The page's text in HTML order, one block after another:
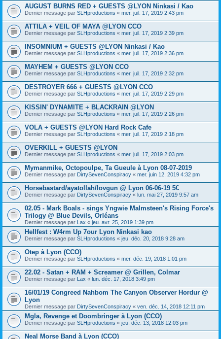
AUGUST BURNS RED + GUESTS @LYON Ninkasi / Kao
Dernier message par SLHproductions « mer. juil. 17, 2019 2:43 pm
ATTILA + VEIL OF MAYA @LYON CCO
Dernier message par SLHproductions « mer. juil. 17, 2019 2:39 pm
INSOMNIUM + GUESTS @LYON Ninkasi / Kao
Dernier message par SLHproductions « mer. juil. 17, 2019 2:36 pm
MAYHEM + GUESTS @LYON CCO
Dernier message par SLHproductions « mer. juil. 17, 2019 2:32 pm
DESTROYER 666 + GUESTS @LYON CCO
Dernier message par SLHproductions « mer. juil. 17, 2019 2:29 pm
KISSIN' DYNAMITE + BLACKRAIN @LYON
Dernier message par SLHproductions « mer. juil. 17, 2019 2:26 pm
VOLA + GUESTS @LYON Hard Rock Cafe
Dernier message par SLHproductions « mer. juil. 17, 2019 2:18 pm
OVERKILL + GUESTS @LYON
Dernier message par SLHproductions « mer. juil. 17, 2019 2:03 pm
Mymanmike, Octopoulpe, Ta Gueule à Lyon 08-07-2019
Dernier message par DirtySevenConspiracy « mer. juin 12, 2019 4:32 pm
Horsebastard/ayatollah/lovgun @ Lyon 06-06-19 5€
Dernier message par DirtySevenConspiracy « lun. mai 27, 2019 9:57 am
02.05 - Mark Boals - sings Yngwie Malmsteen's Rising Force's
Trilogy @ Blue Devils, Orléans
Dernier message par Lax « jeu. avr. 25, 2019 1:39 pm
Hellfest : W4rm Up 7our Lyon Ninkasi kao
Dernier message par SLHproductions « jeu. déc. 20, 2018 9:28 am
Otep à Lyon (CCO)
Dernier message par SLHproductions « mer. déc. 19, 2018 1:01 pm
22.02 - Satan + RAM + Screamer @ Grillen, Colmar
Dernier message par Lax « lun. déc. 17, 2018 3:49 pm
16/01/19 Congreed Nahbom The Canyon Observer Hordur @
Lyon
Dernier message par DirtySevenConspiracy « ven. déc. 14, 2018 12:11 pm
Mgla, Revenge et Doombringer à Lyon (CCO)
Dernier message par SLHproductions « jeu. déc. 13, 2018 12:03 pm
Neal Morse Band à Lyon (CCO)